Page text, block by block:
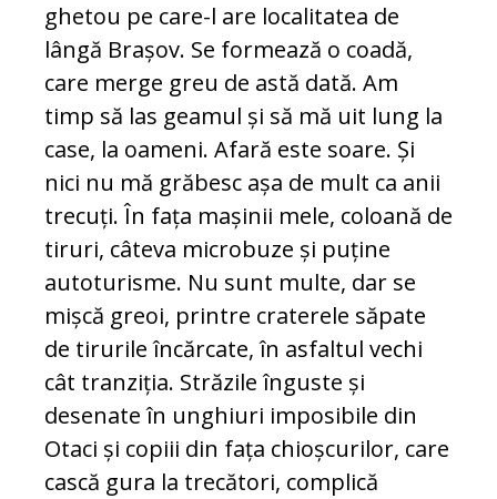
ghetou pe care-l are localitatea de
lângă Brașov. Se formează o coadă,
care merge greu de astă dată. Am
timp să las geamul și să mă uit lung la
case, la oameni. Afară este soare. Și
nici nu mă grăbesc așa de mult ca anii
trecuți. În fața mașinii mele, coloană de
tiruri, câteva microbuze și puține
autoturisme. Nu sunt multe, dar se
mișcă greoi, printre craterele săpate
de tirurile încărcate, în asfaltul vechi
cât tranziția. Străzile înguste și
desenate în unghiuri imposibile din
Otaci și copiii din fața chioșcurilor, care
cască gura la trecători, complică